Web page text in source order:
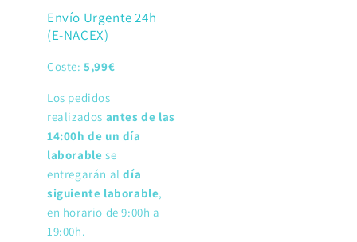
Envío Urgente 24h
(E-NACEX)
Coste:5,99€
Los pedidos
realizados antes de las
14:00h de un día
laborable se
entregarán al día
siguiente laborable,
en horario de 9:00h a
19:00h.